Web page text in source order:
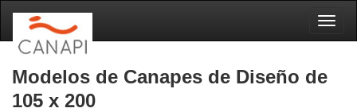
Modelos de Canapes de Diseño de
105 x 200